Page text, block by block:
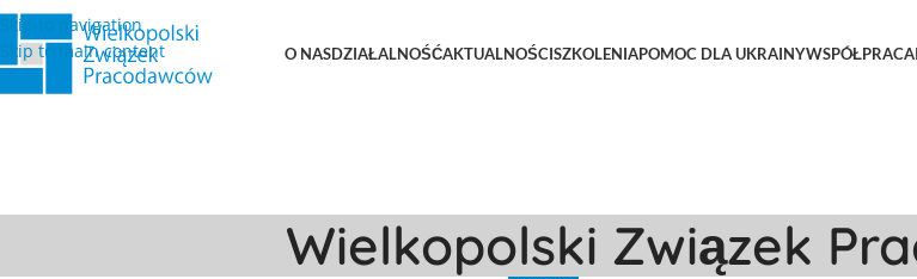
Skip to navigation
Skip to main content
O NASDZIAŁALNOŚĆAKTUALNOŚCISZKOLENIAPOMOC DLA UKRAINYWSPÓŁPRACA
Wielkopolski Związek